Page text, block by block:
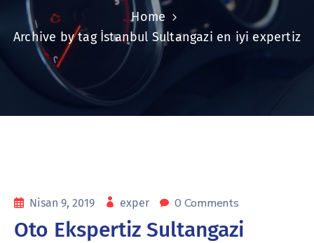
Home
Archive by tag İstanbul Sultangazi en iyi expertiz
Nisan 9, 2019 exper 0 Comments
Oto Ekspertiz Sultangazi